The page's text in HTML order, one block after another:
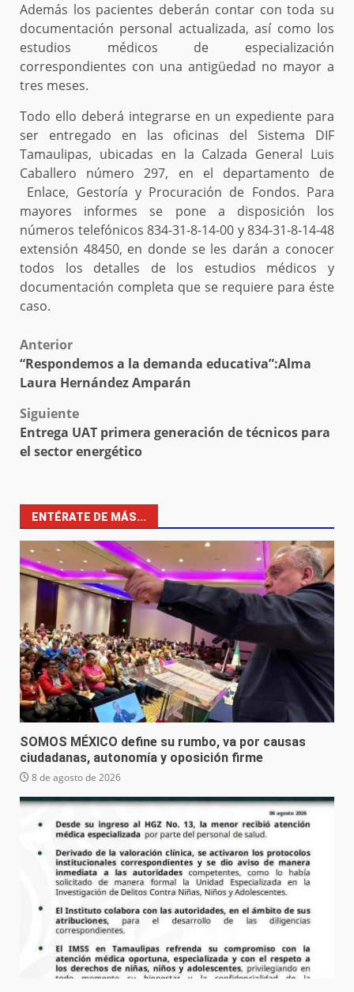
Además los pacientes deberán contar con toda su
documentación personal actualizada, así como los
estudios médicos de especialización
correspondientes con una antigüedad no mayor a
tres meses.
Todo ello deberá integrarse en un expediente para
ser entregado en las oficinas del Sistema DIF
Tamaulipas, ubicadas en la Calzada General Luis
Caballero número 297, en el departamento de
Enlace, Gestoría y Procuración de Fondos. Para
mayores informes se pone a disposición los
números telefónicos 834-31-8-14-00 y 834-31-8-14-48
extensión 48450, en donde se les darán a conocer
todos los detalles de los estudios médicos y
documentación completa que se requiere para éste
caso.
Post
navigation
Anterior
“Respondemos a la demanda educativa”:Alma
Laura Hernández Amparán
Siguiente
Entrega UAT primera generación de técnicos para
el sector energético
ENTÉRATE DE MÁS...
SOMOS MÉXICO define su rumbo, va por causas
ciudadanas, autonomía y oposición firme
8 de agosto de 2026